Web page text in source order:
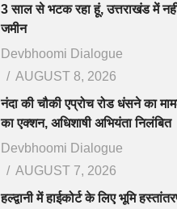
3 साल से भटक रहा हूं, उत्तराखंड में
जमीन
Devbhoomi Dialogue
AUGUST 8, 2026
नंदा की चौकी एप्रोच रोड धंसने का
का एक्शन, अधिशाषी अभियंता निलंबित
Devbhoomi Dialogue
AUGUST 7, 2026
हल्द्वानी में हाईकोर्ट के लिए भूमि